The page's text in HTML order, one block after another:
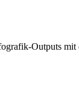
Outputs mit